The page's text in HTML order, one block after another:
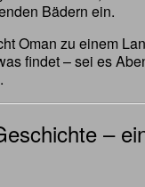
Bädern ein.
Oman zu einem
findet – sei es
–